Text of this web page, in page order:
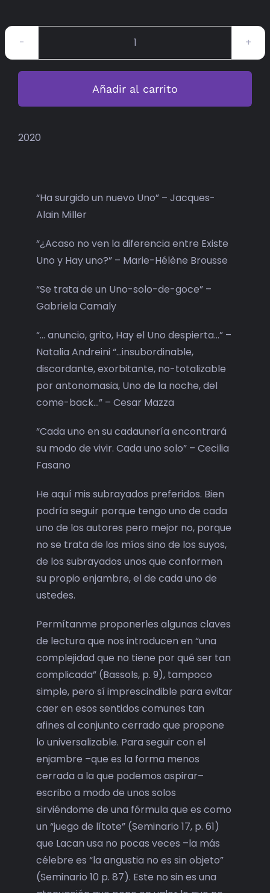
Mediodicho
Digital
Añadir al carrito
2020
“Ha surgido un nuevo Uno” – Jacques-
Alain Miller
“¿Acaso no ven la diferencia entre Existe
Uno y Hay uno?” – Marie-Hélène Brousse
“Se trata de un Uno-solo-de-goce” –
Gabriela Camaly
“… anuncio, grito, Hay el Uno despierta…” –
Natalia Andreini “…insubordinable,
discordante, exorbitante, no-totalizable
por antonomasia, Uno de la noche, del
come-back…” – Cesar Mazza
“Cada uno en su cadaunería encontrará
su modo de vivir. Cada uno solo” – Cecilia
Fasano
He aquí mis subrayados preferidos. Bien
podría seguir porque tengo uno de cada
uno de los autores pero mejor no, porque
no se trata de los míos sino de los suyos,
de los subrayados unos que conformen
su propio enjambre, el de cada uno de
ustedes.
Permítanme proponerles algunas claves
de lectura que nos introducen en “una
complejidad que no tiene por qué ser tan
complicada” (Bassols, p. 9), tampoco
simple, pero sí imprescindible para evitar
caer en esos sentidos comunes tan
afines al conjunto cerrado que propone
lo universalizable. Para seguir con el
enjambre –que es la forma menos
cerrada a la que podemos aspirar–
escribo a modo de unos solos
sirviéndome de una fórmula que es como
un “juego de lítote” (Seminario 17, p. 61)
que Lacan usa no pocas veces –la más
célebre es “la angustia no es sin objeto”
(Seminario 10 p. 87). Este no sin es una